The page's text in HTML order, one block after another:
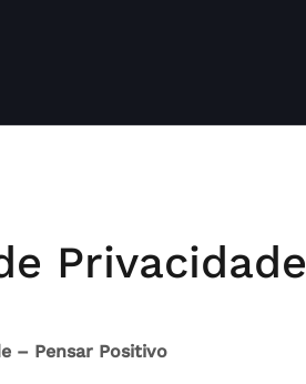
Privacidade
– Pensar Positivo